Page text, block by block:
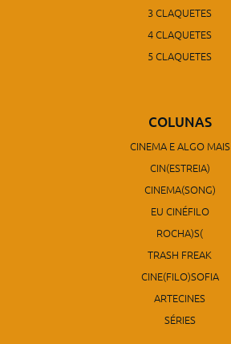
3 CLAQUETES
4 CLAQUETES
5 CLAQUETES
COLUNAS
CINEMA E ALGO MAIS
CIN(ESTREIA)
CINEMA(SONG)
EU CINÉFILO
ROCHA)S(
TRASH FREAK
CINE(FILO)SOFIA
ARTECINES
SÉRIES